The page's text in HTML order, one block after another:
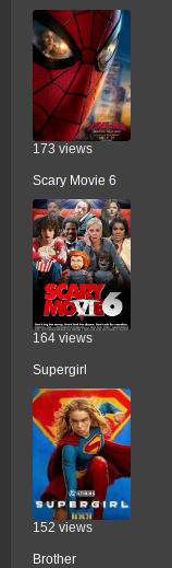
173 views
Scary Movie 6
164 views
Supergirl
152 views
Brother